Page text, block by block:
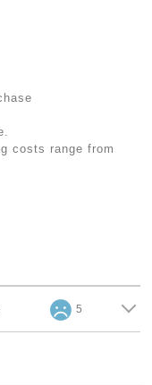
costs range from
5